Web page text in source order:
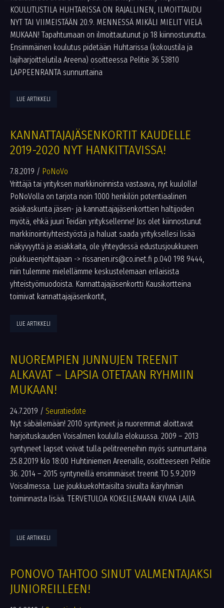
KOULUTUSTILA HUHTARISSA ON RAJALLINEN, ILMOITTAUDU
NYT TAI VIIMEISTÄÄN 20.9. MENNESSÄ MIKÄLI MIELIT VIELÄ
MUKAAN! Tapahtumaan on ilmoittautunut jo 18 kiinnostunutta.
Ensimmäinen koulutus pidetään Huhtarissa (kokoustila ja
lajiharjoittelutila Areena) osoitteessa Pelitie 36 53810
LAPPEENRANTA sunnuntaina
LUE ARTIKKELI
KANNATTAJAJÄSENKORTIT KAUDELLE
2019-2020 NYT HANKITTAVISSA!
7.8.2019 / PoNoVo
Yrittäjä tai yrityksen markkinoinnista vastaava, nyt kuulolla!
PoNoVolla on tarjota noin 1000 henkilön potentiaalinen
asiakaskunta jäsen- ja kannattajajäsenkorttien haltijoiden
myötä, ehkä juuri Teidän yrityksellenne! Jos olet kiinnostunut
markkinointiyhteistyöstä ja haluat saada yrityksellesi lisää
näkyvyyttä ja asiakkaita, ole yhteydessä edustusjoukkueen
joukkueenjohtajaan -> rissanen.irs@co.inet.fi p.040 198 9444,
niin tulemme mielellämme keskustelemaan erilaisista
yhteistyömuodoista. Kannattajajäsenkortti Kausikortteina
toimivat kannattajajäsenkortit,
LUE ARTIKKELI
NUOREMPIEN JUNNUJEN TREENIT
ALKAVAT – LAPSIA OTETAAN RYHMIIN
MUKAAN!
24.7.2019 / Seuratiedote
Nyt säbäilemään! 2010 syntyneet ja nuoremmat aloittavat
harjoituskauden Voisalmen koululla elokuussa. 2009 – 2013
syntyneet lapset voivat tulla pelitreeneihin myös sunnuntaina
25.8.2019 klo 18:00 Huhtiniemen Areenalle, osoitteeseen Pelitie
36. 2014 – 2015 syntyneillä ensimmäiset treenit TO 5.9.2019
Voisalmessa. Lue joukkuekohtaisilta sivuilta ikäryhmän
toiminnasta lisää. TERVETULOA KOKEILEMAAN KIVAA LAJIA.
LUE ARTIKKELI
PONOVO TAHTOO SINUT VALMENTAJAKSI
JUNIOREILLEEN!